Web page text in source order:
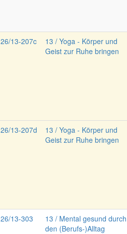
26/13-207c
13 / Yoga - Körper und
Geist zur Ruhe bringen
26/13-207d
13 / Yoga - Körper und
Geist zur Ruhe bringen
26/13-303
13 / Mental gesund durch
den (Berufs-)Alltag